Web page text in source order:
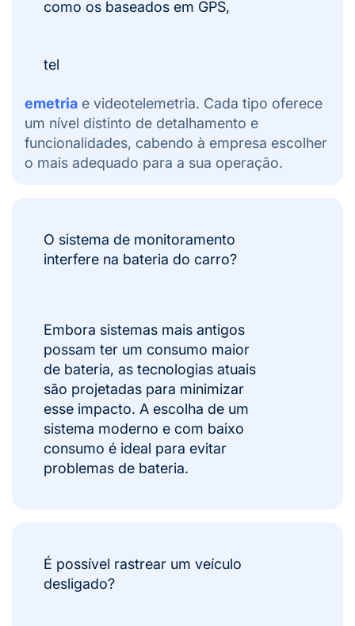
como os baseados em GPS,
tel
emetria e videotelemetria. Cada tipo oferece
um nível distinto de detalhamento e
funcionalidades, cabendo à empresa escolher
o mais adequado para a sua operação.
O sistema de monitoramento
interfere na bateria do carro?
Embora sistemas mais antigos
possam ter um consumo maior
de bateria, as tecnologias atuais
são projetadas para minimizar
esse impacto. A escolha de um
sistema moderno e com baixo
consumo é ideal para evitar
problemas de bateria.
É possível rastrear um veículo
desligado?